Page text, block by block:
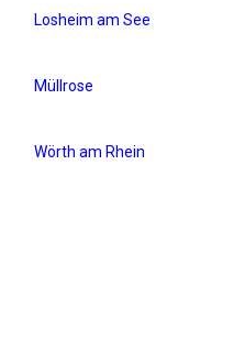
Losheim am See
Müllrose
Wörth am Rhein